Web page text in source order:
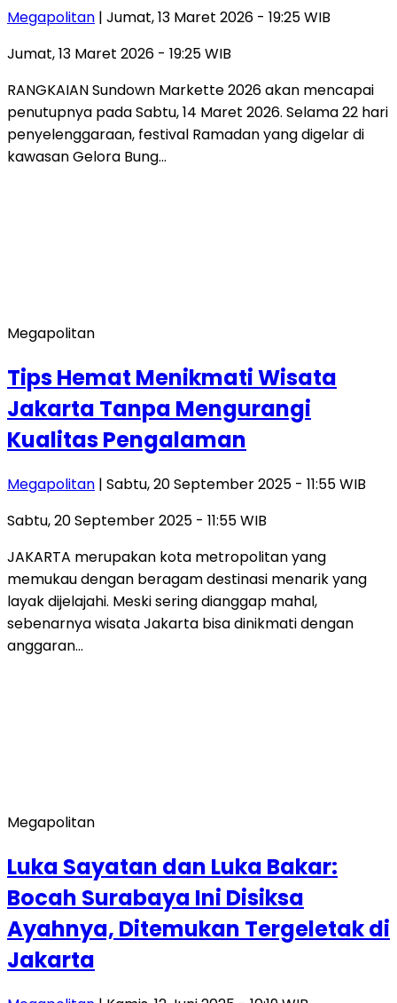
Megapolitan | Jumat, 13 Maret 2026 - 19:25 WIB
Jumat, 13 Maret 2026 - 19:25 WIB
RANGKAIAN Sundown Markette 2026 akan mencapai
penutupnya pada Sabtu, 14 Maret 2026. Selama 22 hari
penyelenggaraan, festival Ramadan yang digelar di
kawasan Gelora Bung…
Megapolitan
Tips Hemat Menikmati Wisata
Jakarta Tanpa Mengurangi
Kualitas Pengalaman
Megapolitan | Sabtu, 20 September 2025 - 11:55 WIB
Sabtu, 20 September 2025 - 11:55 WIB
JAKARTA merupakan kota metropolitan yang
memukau dengan beragam destinasi menarik yang
layak dijelajahi. Meski sering dianggap mahal,
sebenarnya wisata Jakarta bisa dinikmati dengan
anggaran…
Megapolitan
Luka Sayatan dan Luka Bakar:
Bocah Surabaya Ini Disiksa
Ayahnya, Ditemukan Tergeletak di
Jakarta